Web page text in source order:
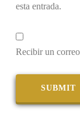
esta entrada.
Recibir un